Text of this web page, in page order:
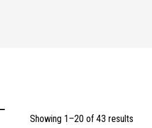
Showing 1–20 of 43 results